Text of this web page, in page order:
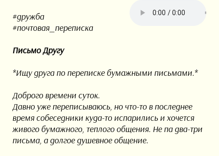
#дружба
#почтовая_переписка
Письмо Другу
*Ищу друга по переписке бумажными письмами.*
Доброго времени суток.
Давно уже переписываюсь, но что-то в последнее
время собеседники куда-то испарились и хочется
живого бумажного, теплого общения. Не па два-три
письма, а долгое душевное общение.